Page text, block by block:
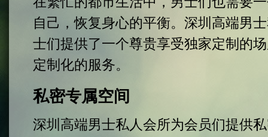
自己，恢复身心的平衡。深圳高端男
士们提供了一个尊贵享受独家定制的
定制化的服务。
私密专属空间
深圳高端男士私人会所为会员们提供